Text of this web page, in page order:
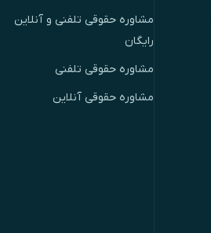
مشاوره حقوقی تلفنی و آنلاین
رایگان
مشاوره حقوقی تلفنی
مشاوره حقوقی آنلاین